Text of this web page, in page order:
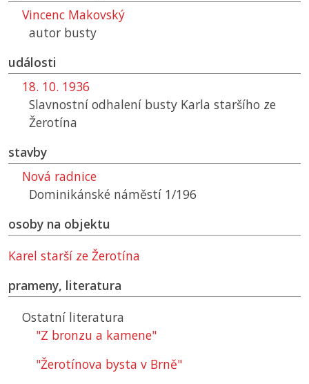
Vincenc Makovský
autor busty
události
18. 10. 1936
Slavnostní odhalení busty Karla staršího ze
Žerotína
stavby
Nová radnice
Dominikánské náměstí 1/196
osoby na objektu
Karel starší ze Žerotína
prameny, literatura
Ostatní literatura
"Z bronzu a kamene"
"Žerotínova bysta v Brně"